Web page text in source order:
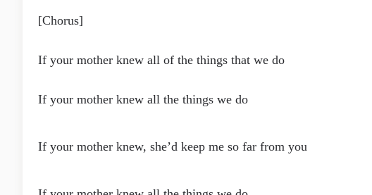
[Chorus]
If your mother knew all of the things that we do
If your mother knew all the things we do
If your mother knew, she’d keep me so far from you